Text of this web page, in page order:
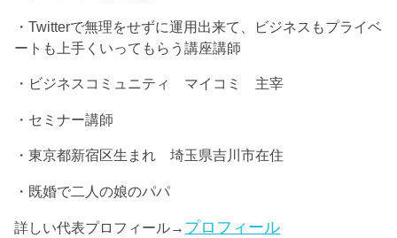
・Twitterで無理をせずに運用出来て、ビジネスもプライベ
ートも上手くいってもらう講座講師
・ビジネスコミュニティ マイコミ 主宰
・セミナー講師
・東京都新宿区生まれ 埼玉県吉川市在住
・既婚で二人の娘のパパ
詳しい代表プロフィール→ プロフィール